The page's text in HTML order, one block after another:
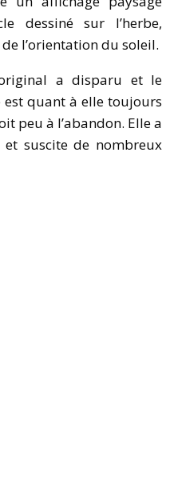
dessiné sur l’herbe,
l’orientation du soleil.
a disparu et le
est quant à elle toujours
peu à l’abandon. Elle a
suscite de nombreux